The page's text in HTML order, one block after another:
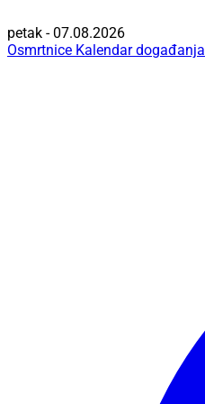
petak - 07.08.2026
Osmrtnice Kalendar događanja